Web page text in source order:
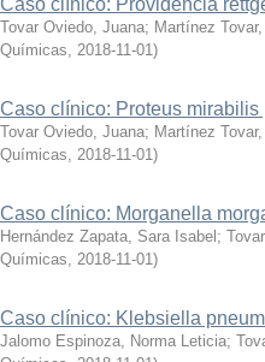
Caso clínico: Providencia
Tovar Oviedo, Juana; Martínez
Químicas, 2018-11-01)
Caso clínico: Proteus mirabilis
Tovar Oviedo, Juana; Martínez
Químicas, 2018-11-01)
Caso clínico: Morganella
Hernández Zapata, Sara Isabel ;
Químicas, 2018-11-01)
Caso clínico: Klebsiella
Jalomo Espinoza, Norma Leticia;